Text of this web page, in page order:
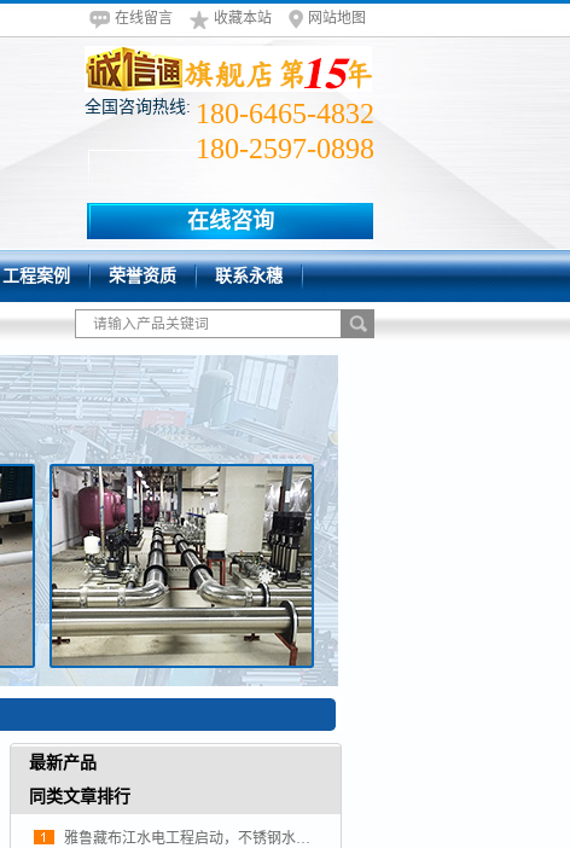
在线留言 收藏本站 网站地图
全国咨询热线: 180-6465-4832
180-2597-0898
在线咨询
工程案例 荣誉资质 联系永穗
最新产品
同类文章排行
雅鲁藏布江水电工程启动，不锈钢水管需求或迎数十亿级增量市场